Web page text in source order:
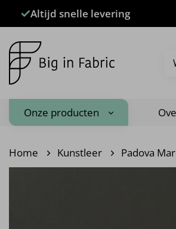
Altijd snelle levering
Onze producten
Home Kunstleer Padova